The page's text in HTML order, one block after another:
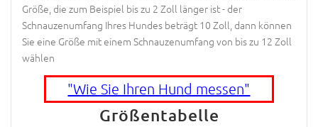
Größe, die zum Beispiel bis zu 2 Zoll länger ist - der
Schnauzenumfang Ihres Hundes beträgt 10 Zoll, dann können
Sie eine Größe mit einem Schnauzenumfang von bis zu 12 Zoll
wählen
"Wie Sie Ihren Hund messen"
Größentabelle